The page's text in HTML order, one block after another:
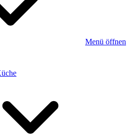
Menü öffnen